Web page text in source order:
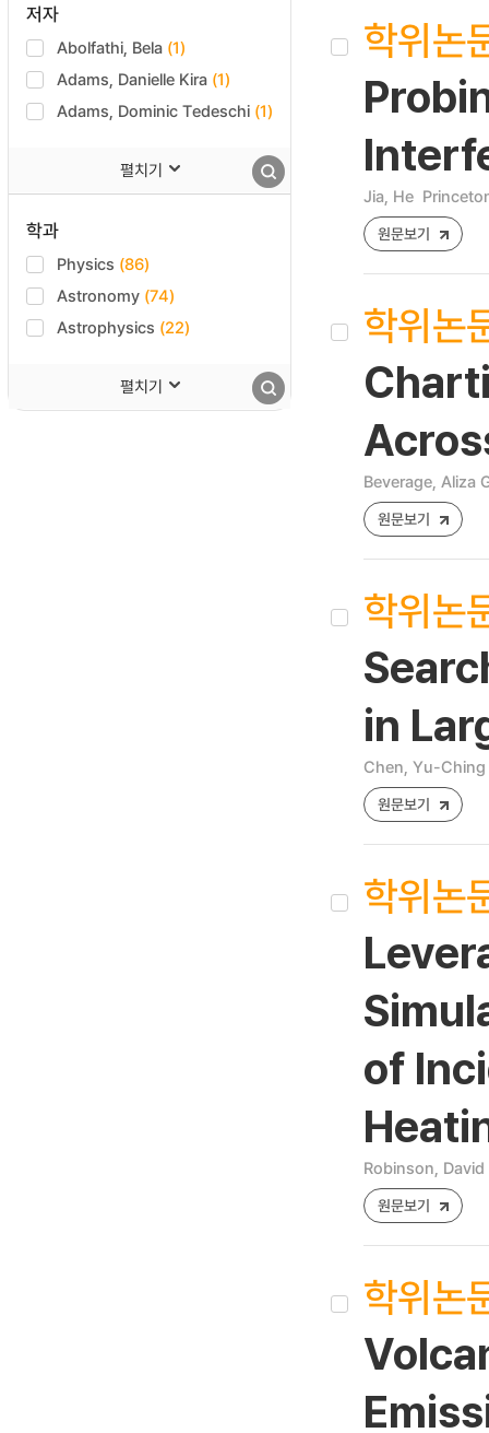
저자
Abolfathi, Bela (1)
Adams, Danielle Kira (1)
Adams, Dominic Tedeschi (1)
펼치기
학과
Physics (86)
Astronomy (74)
Astrophysics (22)
펼치기
학위논
Jia, He
원문보기
학위논
Beverage, Aliza
원문보기
학위논
in
Chen, Yu-
원문보기
학위논
of
Robinson, David
원문보기
학위논